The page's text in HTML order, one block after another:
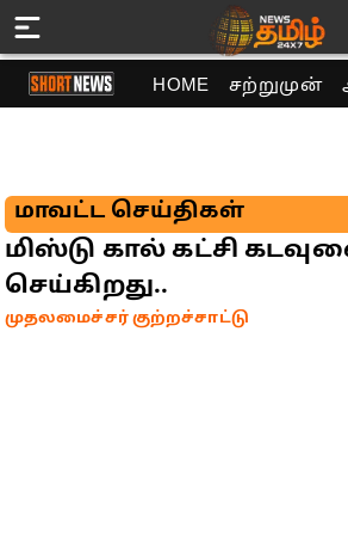
HOME சற்றுமுன்
மாவட்ட செய்திகள்
மிஸ்டு கால் கட்சி
செய்கிறது..
முதலமைச்சர் குற்றச்சாட்டு